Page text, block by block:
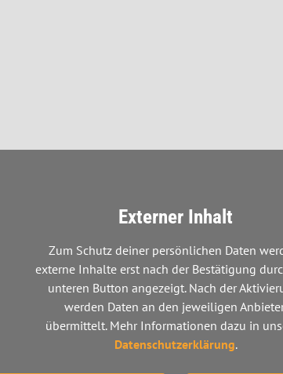
Externer Inhalt
Zum Schutz deiner persönlichen Daten
externe Inhalte erst nach der Bestätigung
unteren Button angezeigt. Nach der
werden Daten an den jeweiligen
Datenschutzerklärung.